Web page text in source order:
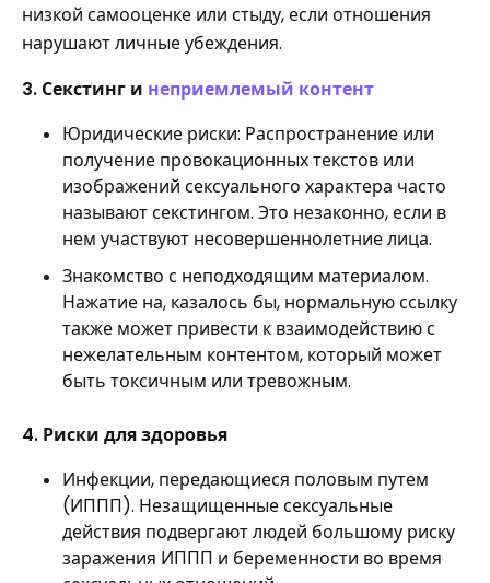
низкой самооценке или стыду, если отношения
нарушают личные убеждения.
3. Секстинг и неприемлемый контент
Юридические риски: Распространение или
получение провокационных текстов или
изображений сексуального характера часто
называют секстингом. Это незаконно, если в
нем участвуют несовершеннолетние лица.
Знакомство с неподходящим материалом.
Нажатие на, казалось бы, нормальную ссылку
также может привести к взаимодействию с
нежелательным контентом, который может
быть токсичным или тревожным.
4. Риски для здоровья
Инфекции, передающиеся половым путем
(ИППП). Незащищенные сексуальные
действия подвергают людей большому риску
заражения ИППП и беременности во время